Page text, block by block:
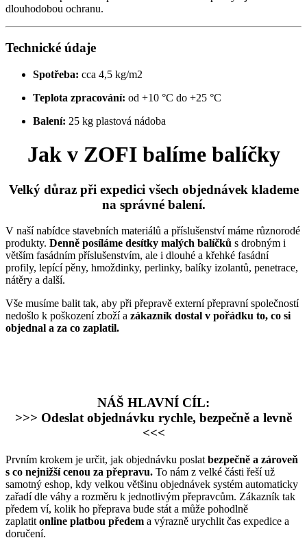
dlouhodobou ochranu.
Technické údaje
Spotřeba: cca 4,5 kg/m2
Teplota zpracování: od +10 °C do +25 °C
Balení: 25 kg plastová nádoba
Jak v ZOFI balíme balíčky
Velký důraz při expedici všech objednávek klademe
na správné balení.
V naší nabídce stavebních materiálů a příslušenství máme různorodé
produkty. Denně posíláme desítky malých balíčků s drobným i
větším fasádním příslušenstvím, ale i dlouhé a křehké fasádní
profily, lepící pěny, hmoždinky, perlinky, balíky izolantů, penetrace,
nátěry a další.
Vše musíme balit tak, aby při přepravě externí přepravní společností
nedošlo k poškození zboží a zákazník dostal v pořádku to, co si
objednal a za co zaplatil.
NÁŠ HLAVNÍ CÍL:
>>> Odeslat objednávku rychle, bezpečně a levně
<<<
Prvním krokem je určit, jak objednávku poslat bezpečně a zároveň
s co nejnižší cenou za přepravu. To nám z velké části řeší už
samotný eshop, kdy velkou většinu objednávek systém automaticky
zařadí dle váhy a rozměru k jednotlivým přepravcům. Zákazník tak
předem ví, kolik ho přeprava bude stát a může pohodlně
zaplatit online platbou předem a výrazně urychlit čas expedice a
doručení.